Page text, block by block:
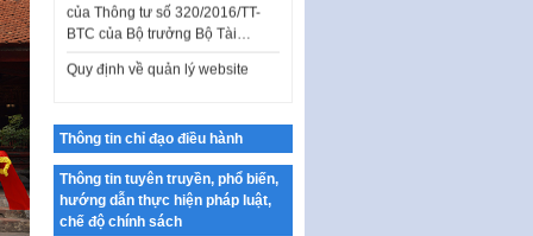
Quy định về quản lý website
thương mại điện tử
Nghị quyết quy định điều kiện,
Nghị quyết quy định một số
chính sách thúc đẩy nghiên cứu
khoa học, phát triển công…
Nghị quyết công bố Nghị quyết
Thông tin chỉ đạo điều hành
Thông tin tuyên truyền, phổ biến,
hướng dẫn thực hiện pháp luật,
chế độ chính sách